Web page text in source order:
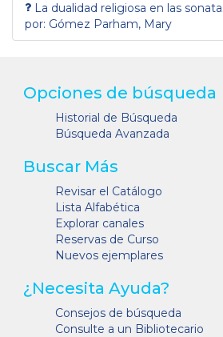
La dualidad religiosa en las
por: Gómez Parham, Mary
Opciones de búsqueda
Historial de Búsqueda
Búsqueda Avanzada
Buscar Más
Revisar el Catálogo
Lista Alfabética
Explorar canales
Reservas de Curso
Nuevos ejemplares
¿Necesita Ayuda?
Consejos de búsqueda
Consulte a un Bibliotecario